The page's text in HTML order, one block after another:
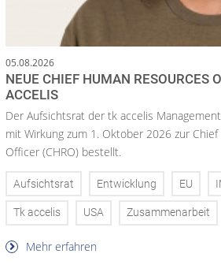
05.08.2026
NEUE CHIEF HUMAN RESOURCES
ACCELIS
Der Aufsichtsrat der tk accelis
mit Wirkung zum 1. Oktober 2026 zur
Officer (CHRO) bestellt.
Aufsichtsrat Entwicklung EU
Tk accelis USA Zusammenarbeit
Mehr erfahren